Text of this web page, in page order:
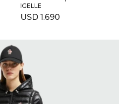
IGELLE
USD 1.690